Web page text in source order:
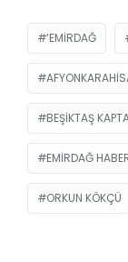
‘EMIRDAĞ
BEŞIKTAŞ
EMIRDAĞ
ORKUN KÖKÇÜ